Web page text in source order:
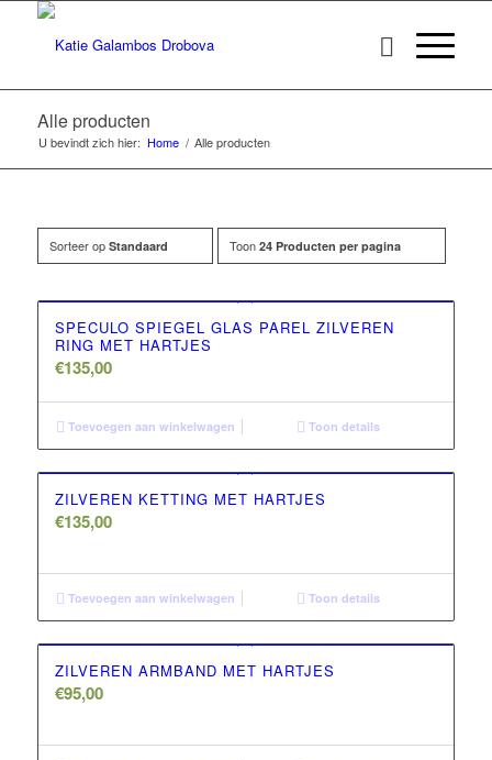
Alle producten
U bevindt zich hier: Home / Alle producten
Sorteer op Standaard Toon 24 Producten per pagina
SPECULO SPIEGEL GLAS PAREL ZILVEREN
RING MET HARTJES
€135,00
Toevoegen aan winkelwagen Toon details
ZILVEREN KETTING MET HARTJES
€135,00
Toevoegen aan winkelwagen Toon details
ZILVEREN ARMBAND MET HARTJES
€95,00